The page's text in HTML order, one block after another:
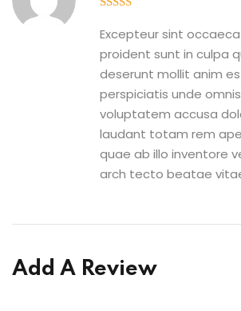
Excepteur sint
proident sunt in culpa
deserunt mollit anim
perspiciatis unde
voluptatem accusa
laudant totam rem
quae ab illo inventore
arch tecto beatae
Add A Review